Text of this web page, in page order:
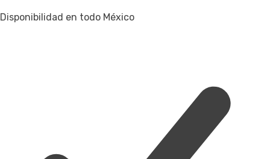
Disponibilidad en todo México